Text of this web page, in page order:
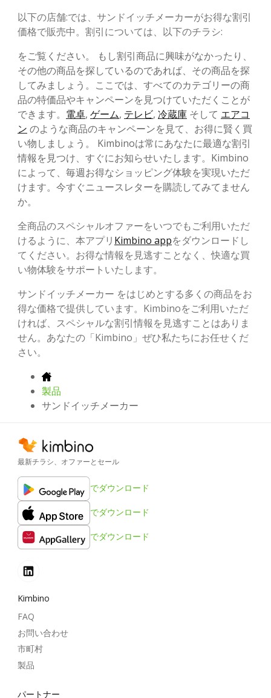
以下の店舗:では、サンドイッチメーカーがお得な割引
価格で販売中。割引については、以下のチラシ:
をご覧ください。 もし割引商品に興味がなかったり、
その他の商品を探しているのであれば、その商品を探
してみましょう。ここでは、すべてのカテゴリーの商
品の特価品やキャンペーンを見つけていただくことが
できます。 電卓, ゲーム, テレビ, 冷蔵庫 そして エアコ
ン のような商品のキャンペーンを見て、お得に賢く買
い物しましょう。 Kimbinoは常にあなたに最適な割引
情報を見つけ、すぐにお知らせいたします。Kimbino
によって、毎週お得なショッピング体験を実現いただ
けます。今すぐニュースレターを購読してみてません
か。
全商品のスペシャルオファーをいつでもご利用いただ
けるように、本アプリ Kimbino appをダウンロードし
てください。お得な情報を見逃すことなく、快適な買
い物体験をサポートいたします。
サンドイッチメーカー をはじめとする多くの商品をお
得な価格で提供しています。Kimbinoをご利用いただ
ければ、スペシャルな割引情報を見逃すことはありま
せん。あなたの「Kimbino」ぜひ私たちにお任せくだ
さい。
製品
サンドイッチメーカー
最新チラシ、オファーとセール
でダウンロード
でダウンロード
でダウンロード
Kimbino
FAQ
お問い合わせ
市町村
製品
パートナー